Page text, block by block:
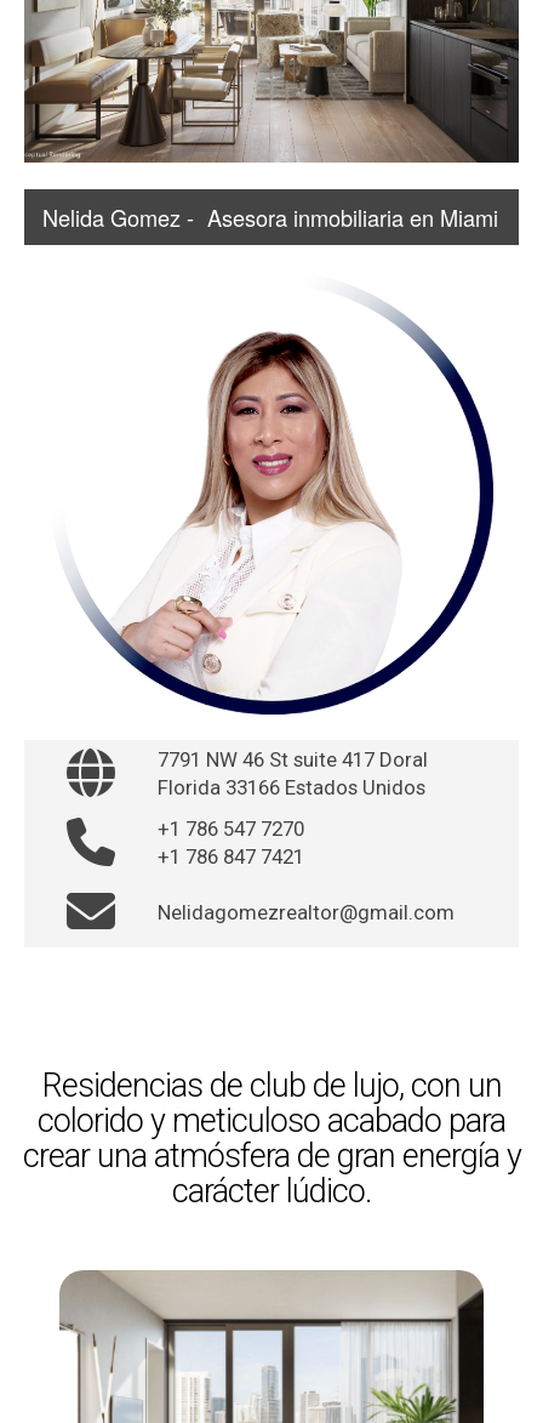
Nelida Gomez - Asesora inmobiliaria en Miami
7791 NW 46 St suite 417 Doral
Florida 33166 Estados Unidos
+1 786 547 7270
+1 786 847 7421
Nelidagomezrealtor@gmail.com
Residencias de club de lujo, con un
colorido y meticuloso acabado para
crear una atmósfera de gran energía y
carácter lúdico.